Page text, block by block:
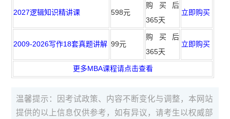
2027逻辑知识精讲课 598元
购买后
365天
立即购买
2009-2026写作18套真题讲解 99元
购买后
365天
立即购买
更多MBA课程请点击查看
温馨提示：因考试政策、内容不断变化与调整，本网站
提供的以上信息仅供参考，如有异议，请考生以权威部